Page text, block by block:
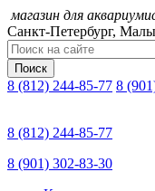
магазин для
Санкт-Петербург,
Поиск
8 (812) 244-85-77 8
8 (812) 244-85-77
8 (901) 302-83-30